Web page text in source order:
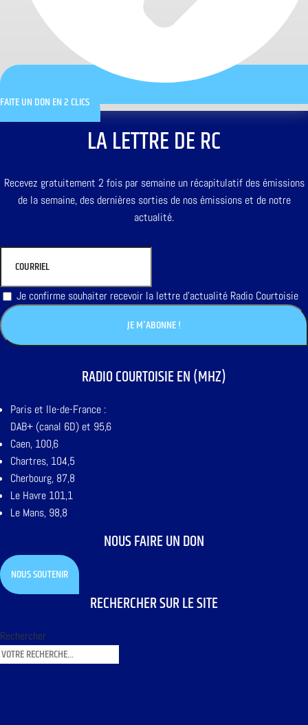
FAITE UN DON EN 2 CLICS
LA LETTRE DE RC
Recevez gratuitement 2 fois par semaine un récapitulatif des émissions
de la semaine, des dernières sorties de nos émissions et de notre
actualité.
Je confirme souhaiter recevoir la lettre d'actualité Radio Courtoisie
RADIO COURTOISIE EN (MHZ)
Paris et Ile-de-France :
DAB+ (canal 6D) et 95,6
Caen, 100,6
Chartres, 104,5
Cherbourg, 87,8
Le Havre 101,1
Le Mans, 98,8
NOUS FAIRE UN DON
NOUS SOUTENIR
RECHERCHER SUR LE SITE
Rechercher